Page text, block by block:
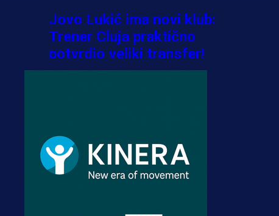
Jovo Lukić ima novi klub:
Trener Cluja praktično
potvrdio veliki transfer!
predsjednika kluba: Jovo
Lukić uskoro pravi
transfer!?